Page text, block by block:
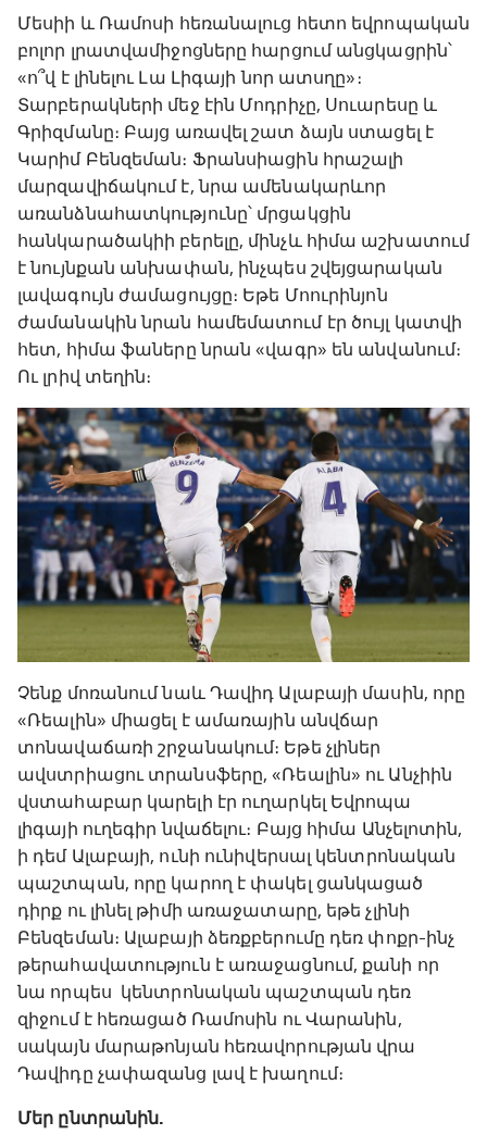
Մեսիի և Ռամոսի հեռանալուց հետո եվրոպական
բոլոր լրատվամիջոցները հարցում անցկացրին՝
«ո՞վ է լինելու Լա Լիգայի նոր ատսղը»։
Տարբերակների մեջ էին Մոդրիչը, Սուարեսը և
Գրիզմանը։ Բայց առավել շատ ձայն ստացել է
Կարիմ Բենզեման։ Ֆրանսիացին հրաշալի
մարզավիճակում է, նրա ամենակարևոր
առանձնահատկությունը՝ մրցակցին
հանկարածակիի բերելը, մինչև հիմա աշխատում
է նույնքան անխափան, ինչպես շվեյցարական
լավագույն ժամացույցը։ Եթե Մոուրինյոն
ժամանակին նրան համեմատում էր ծույլ կատվի
հետ, հիմա ֆաները նրան «վագր» են անվանում։
Ու լրիվ տեղին։
Չենք մոռանում նաև Դավիդ Ալաբայի մասին, որը
«Ռեալին» միացել է ամառային անվճար
տոնավաճառի շրջանակում։ Եթե չլիներ
ավստրիացու տրանսֆերը, «Ռեալին» ու Անչիին
վստահաբար կարելի էր ուղարկել Եվրոպա
լիգայի ուղեգիր նվաճելու։ Բայց հիմա Անչելոտին,
ի դեմ Ալաբայի, ունի ունիվերսալ կենտրոնական
պաշտպան, որը կարող է փակել ցանկացած
դիրք ու լինել թիմի առաջատարը, եթե չլինի
Բենզեման։ Ալաբայի ձեռքբերումը դեռ փոքր-ինչ
թերահավատություն է առաջացնում, քանի որ
նա որպես կենտրոնական պաշտպան դեռ
զիջում է հեռացած Ռամոսին ու Վարանին,
սակայն մարաթոնյան հեռավորության վրա
Դավիդը չափազանց լավ է խաղում։
Մեր ընտրանին.